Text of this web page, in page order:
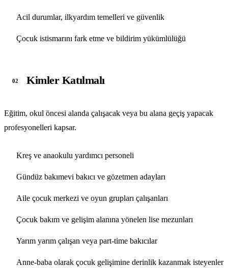
Acil durumlar, ilkyardım temelleri ve güvenlik
Çocuk istismarını fark etme ve bildirim yükümlülüğü
02 Kimler Katılmalı
Eğitim, okul öncesi alanda çalışacak veya bu alana geçiş yapacak
profesyonelleri kapsar.
Kreş ve anaokulu yardımcı personeli
Gündüz bakımevi bakıcı ve gözetmen adayları
Aile çocuk merkezi ve oyun grupları çalışanları
Çocuk bakım ve gelişim alanına yönelen lise mezunları
Yarım yarım çalışan veya part-time bakıcılar
Anne-baba olarak çocuk gelişimine derinlik kazanmak isteyenler